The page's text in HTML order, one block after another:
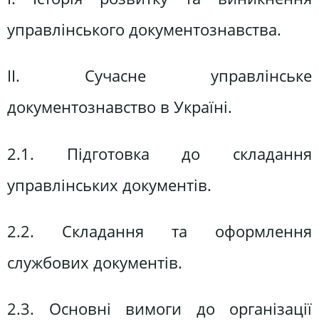
управлінського документознавства.
ІІ. Сучасне управлінське
документознавство в Україні.
2.1. Підготовка до складання
управлінських документів.
2.2. Складання та оформлення
службових документів.
2.3. Основні вимоги до організації